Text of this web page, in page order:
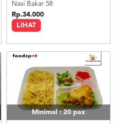
LIHAT
Nasi Bakar 58
Rp.34.000
Minimal : 20pax